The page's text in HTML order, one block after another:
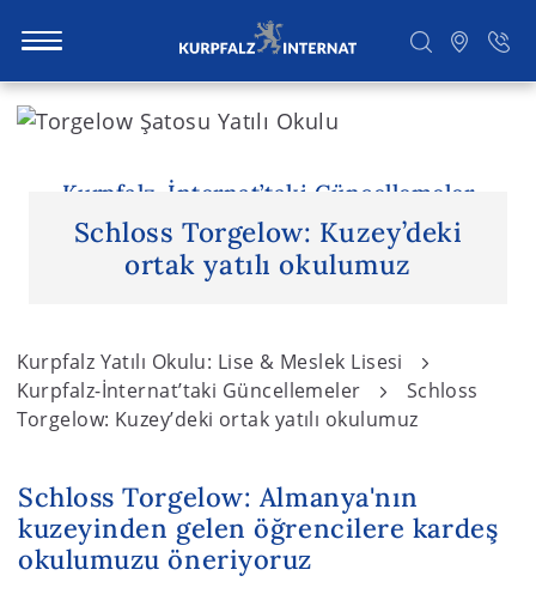
S
AraKurpfalz-İnternat’taki Güncellemeler
Schloss Torgelow: Kuzey’deki
ortak yatılı okulumuz
Kurpfalz Yatılı Okulu: Lise & Meslek Lisesi
Kurpfalz-İnternat’taki Güncellemeler
Schloss
Torgelow: Kuzey’deki ortak yatılı okulumuz
Schloss Torgelow: Almanya'nın
kuzeyinden gelen öğrencilere kardeş
okulumuzu öneriyoruz